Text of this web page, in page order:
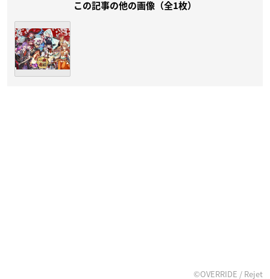
この記事の他の画像（全1枚）
©OVERRIDE / Rejet